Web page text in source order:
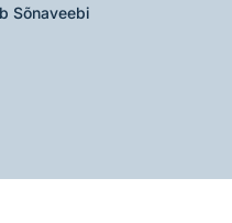
Sõnaveebi